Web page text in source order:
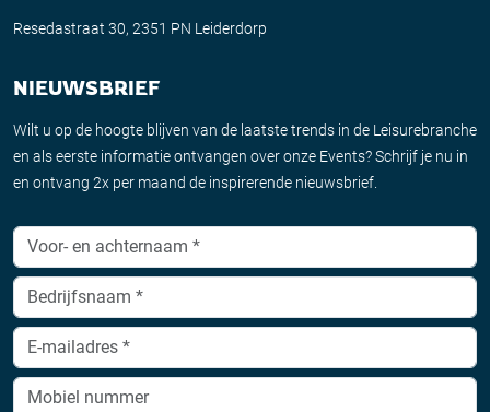
Resedastraat 30, 2351 PN Leiderdorp
NIEUWSBRIEF
Wilt u op de hoogte blijven van de laatste trends in de Leisurebranche
en als eerste informatie ontvangen over onze Events? Schrijf je nu in
en ontvang 2x per maand de inspirerende nieuwsbrief.